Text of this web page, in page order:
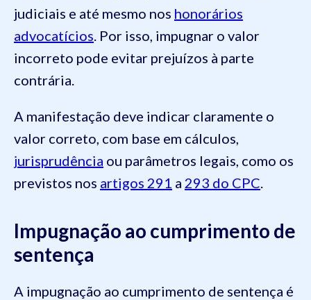
judiciais e até mesmo nos honorários
advocatícios . Por isso, impugnar o valor
incorreto pode evitar prejuízos à parte
contrária.
A manifestação deve indicar claramente o
valor correto, com base em cálculos,
jurisprudência ou parâmetros legais, como os
previstos nos artigos 291 a 293 do CPC
Impugnação ao cumprimento de
sentença
A impugnação ao cumprimento de sentença é